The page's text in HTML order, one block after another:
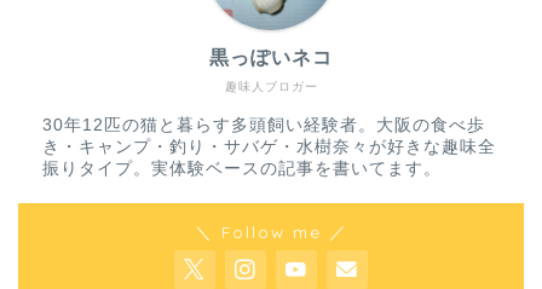
趣味人ブロガー
黒っぽいネコ
30年12匹の猫と暮らす多頭飼い経験者。大阪の食べ歩
き・キャンプ・釣り・サバゲ・水樹奈々が好きな趣味全
振りタイプ。実体験ベースの記事を書いてます。
＼ Follow me ／